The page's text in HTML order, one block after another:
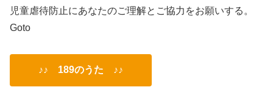
児童虐待防止にあなたのご理解とご協力をお願いする。
Goto
♪♪ 189のうた ♪♪